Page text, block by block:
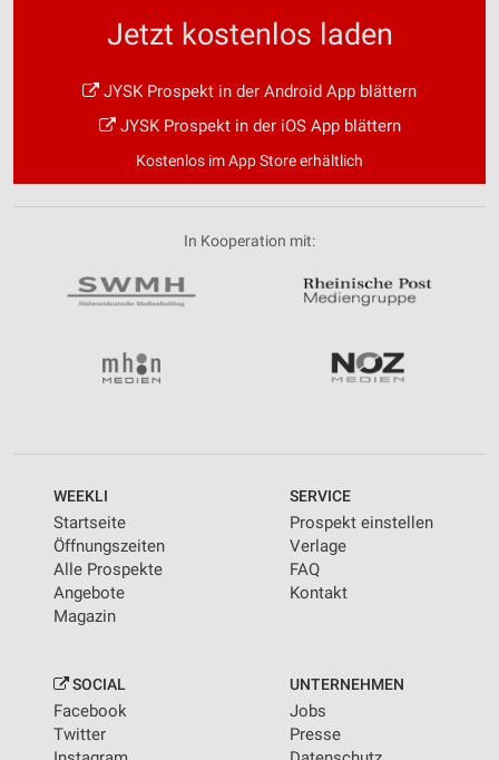
Jetzt kostenlos laden
JYSK Prospekt in der Android App blättern
JYSK Prospekt in der iOS App blättern
Kostenlos im App Store erhältlich
In Kooperation mit:
WEEKLI
Startseite
Öffnungszeiten
Alle Prospekte
Angebote
Magazin
SERVICE
Prospekt einstellen
Verlage
FAQ
Kontakt
SOCIAL
Facebook
Twitter
UNTERNEHMEN
Jobs
Presse